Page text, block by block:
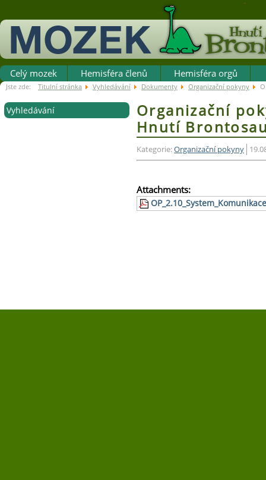
Celý mozek Hemisféra členů Hemisféra orgů
Jste zde: Titulní stránka Vyhledávání Dokumenty Organizační pokyny
Vyhledávání
Organizační
Hnutí
Kategorie:Organizační pokyny
Attachments: